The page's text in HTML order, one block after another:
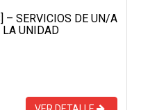
SERVICIOS DE UN/A
LA UNIDAD